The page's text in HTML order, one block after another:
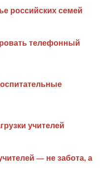
российских семей
телефонный
учителей
— не забота, а